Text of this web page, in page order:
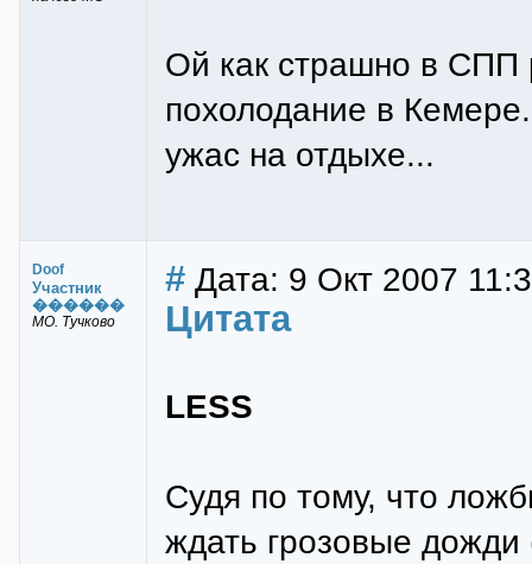
Ой как страшно в СПП
похолодание в
ужас на отдыхе...
Doof
Участник
������
МО. Тучково
# Дата: 9 Окт 2007
Цитата
LESS
Судя по тому, что
ждать грозовые